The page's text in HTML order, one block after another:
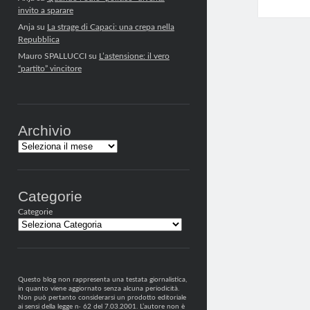
invito a sparare
Anjasu La strage di Capaci: una crepa nella
Repubblica
Mauro SPALLUCCIsu L’astensione: il vero
“partito” vincitore
Archivio
Archivi
Categorie
Categorie
Questo blog non rappresenta una testata giornalistica,
in quanto viene aggiornato senza alcuna periodicità.
Non può pertanto considerarsi un prodotto editoriale
ai sensi della legge n· 62 del 7.03.2001. L’autore non è